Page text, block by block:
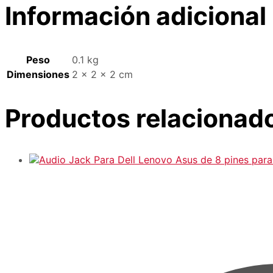
Información adicional
Peso
0.1 kg
Dimensiones 2 × 2 × 2 cm
Productos